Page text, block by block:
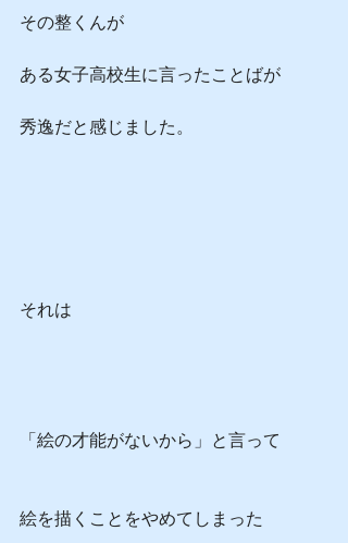
その整くんが
ある女子高校生に言ったことばが
秀逸だと感じました。
それは
「絵の才能がないから」と言って
絵を描くことをやめてしまった